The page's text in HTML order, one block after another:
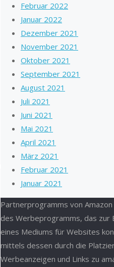
Februar 2022
Januar 2022
Dezember 2021
November 2021
Oktober 2021
September 2021
August 2021
Juli 2021
Juni 2021
Mai 2021
April 2021
März 2021
Februar 2021
Januar 2021
Partnerprogramms von
des Werbeprogramms, das zur
eines Mediums für Websites
mittels dessen durch die
Werbeanzeigen und Links zu